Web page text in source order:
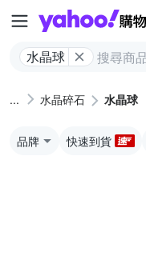
水晶球
水晶碎石 水晶球
品牌 快速到貨